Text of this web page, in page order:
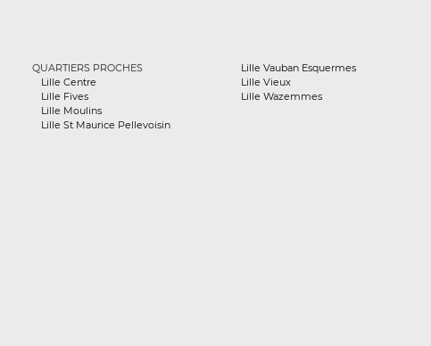
QUARTIERS PROCHES
Lille Centre
Lille Fives
Lille Moulins
Lille St Maurice Pellevoisin
Lille Vauban Esquermes
Lille Vieux
Lille Wazemmes